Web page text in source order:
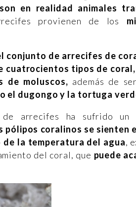
en realidad animales
provienen de los
conjunto de arrecifes de
cuatrocientos tipos de
de moluscos, además de
el dugongo y la tortuga
de arrecifes ha sufrido un
pólipos coralinos se sienten
la temperatura del agua,
del coral, que puede